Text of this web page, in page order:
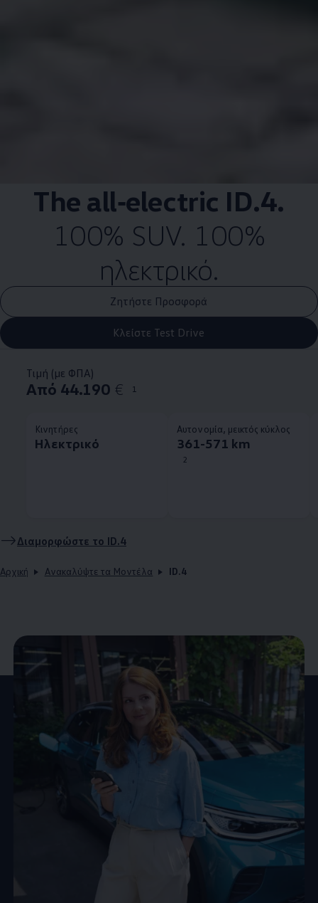
The all‑electric ID.4.
100% SUV. 100%
ηλεκτρικό.
Ζητήστε Προσφορά
Κλείστε Test Drive
Τιμή (με ΦΠΑ)
Από 44.190 € 1
Κινητήρες
Ηλεκτρικό
Αυτονομία, μεικτός κύκλος
361-571 km
2
Διαμορφώστε το ID.4
Αρχική Ανακαλύψτε τα Μοντέλα ID.4